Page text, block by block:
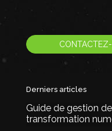
Derniers articles
Guide de gestion
transformation